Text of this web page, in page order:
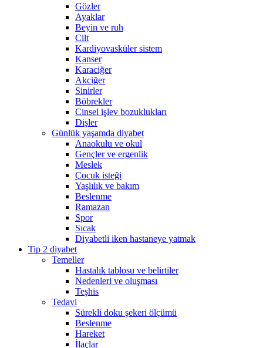
Gözler
Ayaklar
Beyin ve ruh
Cilt
Kardiyovasküler sistem
Kanser
Karaciğer
Akciğer
Sinirler
Böbrekler
Cinsel işlev bozuklukları
Dişler
Günlük yaşamda diyabet
Anaokulu ve okul
Gençler ve ergenlik
Meslek
Çocuk isteği
Yaşlılık ve bakım
Beslenme
Ramazan
Spor
Sıcak
Diyabetli iken hastaneye yatmak
Tip 2 diyabet
Temeller
Hastalık tablosu ve belirtiler
Nedenleri ve oluşması
Teşhis
Tedavi
Sürekli doku şekeri ölçümü
Beslenme
Hareket
İlaçlar